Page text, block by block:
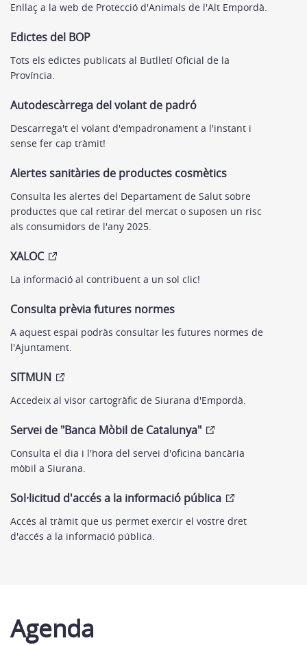
Enllaç a la web de Protecció d'Animals de l'Alt Empordà.
Edictes del BOP
Tots els edictes publicats al Butlletí Oficial de la
Província.
Autodescàrrega del volant de padró
Descarrega't el volant d'empadronament a l'instant i
sense fer cap tràmit!
Alertes sanitàries de productes cosmètics
Consulta les alertes del Departament de Salut sobre
productes que cal retirar del mercat o suposen un risc
als consumidors de l'any 2025.
XALOC
La informació al contribuent a un sol clic!
Consulta prèvia futures normes
A aquest espai podràs consultar les futures normes de
l'Ajuntament.
SITMUN
Accedeix al visor cartogràfic de Siurana d'Empordà.
Servei de "Banca Mòbil de Catalunya"
Consulta el dia i l'hora del servei d'oficina bancària
mòbil a Siurana.
Sol·licitud d'accés a la informació pública
Accés al tràmit que us permet exercir el vostre dret
d'accés a la informació pública.
Agenda